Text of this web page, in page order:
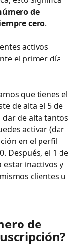
de
cero.
activos
el primer día
que tienes el
de alta el 5 de
dar de alta tantos
activar (dar
en el perfil
Después, el 1 de
estar inactivos y
clientes u
de